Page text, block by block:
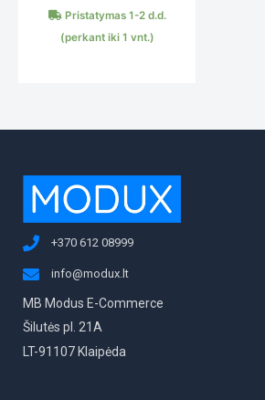
Pristatymas 1-2 d.d.
(perkant iki 1 vnt.)
+370 612 08999
info@modux.lt
MB Modus E-Commerce
Šilutės pl. 21A
LT-91107 Klaipėda